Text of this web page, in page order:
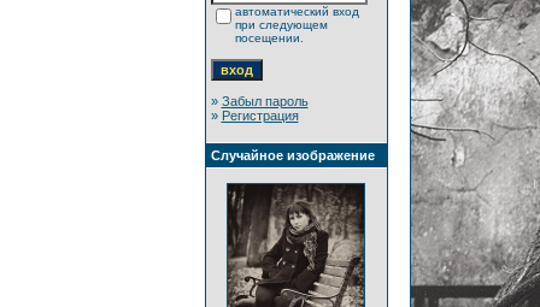
автоматический вход
при следующем
посещении.
» Забыл пароль
» Регистрация
Случайное изображение